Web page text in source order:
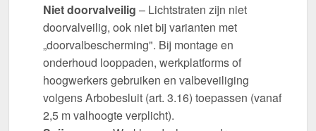
Niet doorvalveilig – Lichtstraten zijn niet
doorvalveilig, ook niet bij varianten met
„doorvalbescherming". Bij montage en
onderhoud looppaden, werkplatforms of
hoogwerkers gebruiken en valbeveiliging
volgens Arbobesluit (art. 3.16) toepassen (vanaf
2,5 m valhoogte verplicht).